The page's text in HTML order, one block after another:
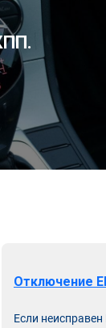
Отключение
Если